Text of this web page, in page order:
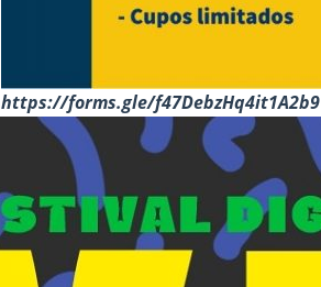
https://forms.gle/f47DebzHq4it1A2b9